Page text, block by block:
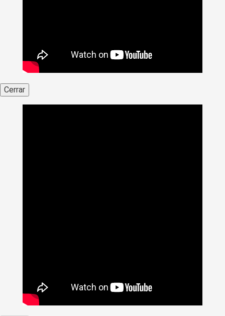
Cerrar